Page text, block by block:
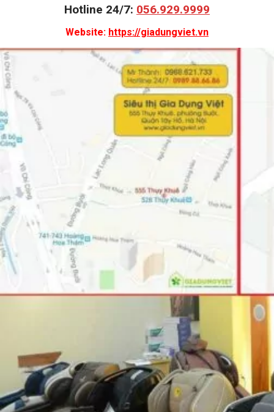
Hotline 24/7: 056.929.9999
Website: https://giadungviet.vn